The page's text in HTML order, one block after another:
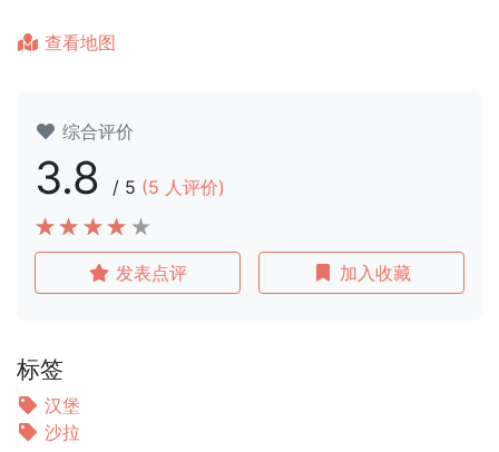
查看地图
综合评价
3.8 / 5 (5 人评价)
发表点评 加入收藏
标签
汉堡
沙拉